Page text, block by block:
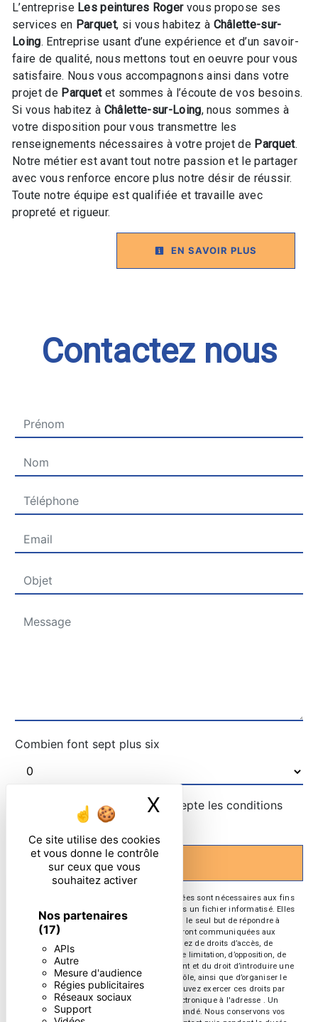
Ce site utilise des cookies
et vous donne le contrôle
sur ceux que vous
souhaitez activer
Nos partenaires
(17)
APIs
Autre
Mesure d'audience
Régies publicitaires
Réseaux sociaux
Support
X Masquer le
L’entreprise Les peintures Rogervous propose ses
services en Parquet, si vous habitez à Châlette-sur-
Loing. Entreprise usant d’une expérience et d’un savoir-
faire de qualité, nous mettons tout en oeuvre pour vous
satisfaire. Nous vous accompagnons ainsi dans votre
projet de Parquetet sommes à l’écoute de vos besoins.
Si vous habitez à Châlette-sur-Loing, nous sommes à
votre disposition pour vous transmettre les
renseignements nécessaires à votre projet de Parquet.
Notre métier est avant tout notre passion et le partager
avec vous renforce encore plus notre désir de réussir.
Toute notre équipe est qualifiée et travaille avec
propreté et rigueur.
EN SAVOIR PLUS
Contactez nous
Combien font sept plus six
En cochant cette case, j'accepte les conditions
particulières ci-dessous **
ENVOYER
** Les données personnelles communiquées sont nécessaires aux fins
de vous contacter et sont enregistrées dans un fichier informatisé. Elles
sont destinées à et ses sous-traitants dans le seul but de répondre à
votre message. Les données collectées seront communiquées aux
seuls destinataires suivants: . Vous disposez de droits d’accès, de
rectification, d’effacement, de portabilité, de limitation, d’opposition, de
retrait de votre consentement à tout moment et du droit d’introduire une
réclamation auprès d’une autorité de contrôle, ainsi que d’organiser le
sort de vos données post-mortem. Vous pouvez exercer ces droits par
voie postale à l'adresse ou par courrier électronique à l'adresse . Un
justificatif d'identité pourra vous être demandé. Nous conservons vos